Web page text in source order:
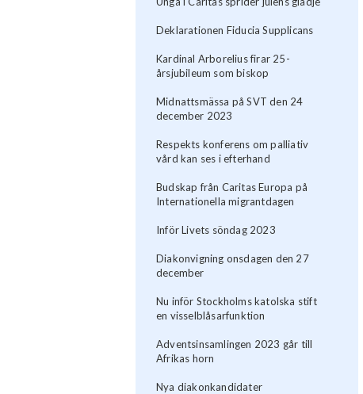
Deklarationen Fiducia Supplicans
Kardinal Arborelius firar 25-
årsjubileum som biskop
Midnattsmässa på SVT den 24
december 2023
Respekts konferens om palliativ
vård kan ses i efterhand
Budskap från Caritas Europa på
Internationella migrantdagen
Inför Livets söndag 2023
Diakonvigning onsdagen den 27
december
Nu inför Stockholms katolska stift
en visselblåsarfunktion
Adventsinsamlingen 2023 går till
Afrikas horn
Nya diakonkandidater